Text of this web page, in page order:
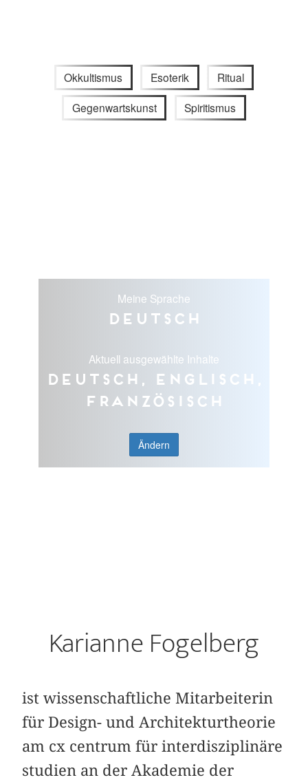
Okkultismus Esoterik Ritual
Gegenwartskunst Spiritismus
Meine Sprache
Deutsch
Aktuell ausgewählte Inhalte
Deutsch, Englisch,
Französisch
Ändern
Karianne Fogelberg
ist wissenschaftliche Mitarbeiterin
für Design- und Architekturtheorie
am cx centrum für interdisziplinäre
studien an der Akademie der